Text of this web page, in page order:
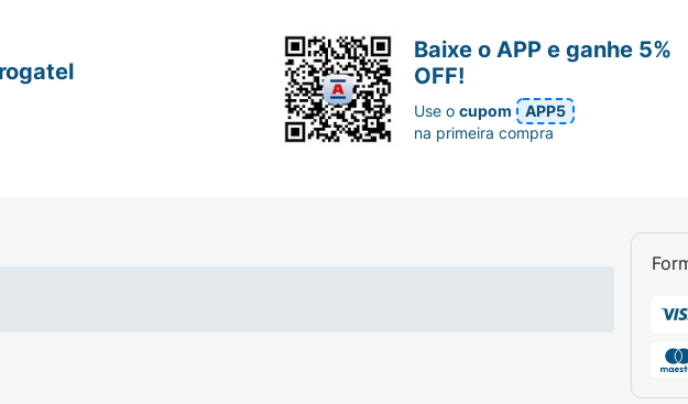
ou lazer.
Baixe o APP e ganhe 5%
OFF!
Use ocupom
APP5
na primeira compra